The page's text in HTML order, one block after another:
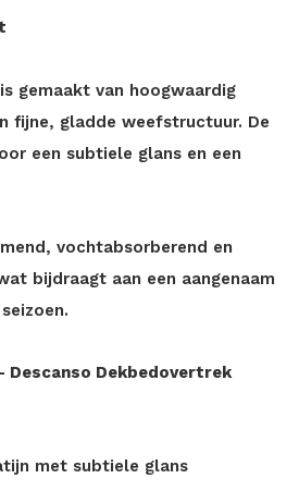
gemaakt van hoogwaardig
fijne, gladde weefstructuur. De
een subtiele glans en een
vochtabsorberend en
bijdraagt aan een aangenaam
Descanso Dekbedovertrek
met subtiele glans